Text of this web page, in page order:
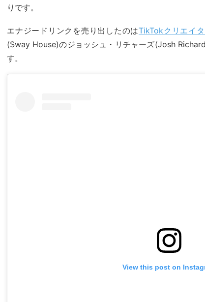
りです。
エナジードリンクを売り出したのはTikTokクリエイ
(Sway House)のジョッシュ・リチャーズ(Josh
す。
View this post on